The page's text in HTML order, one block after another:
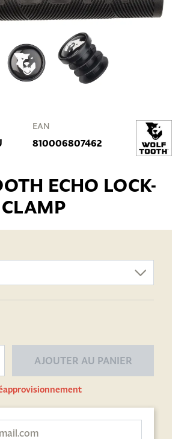
EAN
810006807462
ECHO LOCK-
AJOUTER AU PANIER